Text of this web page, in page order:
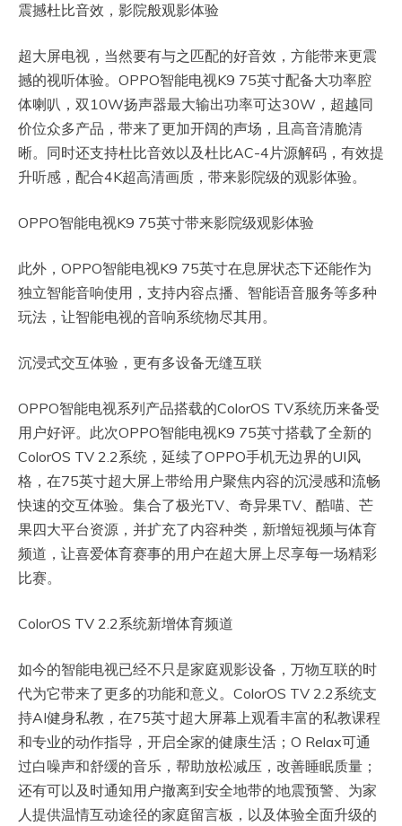
震撼杜比音效，影院般观影体验
超大屏电视，当然要有与之匹配的好音效，方能带来更震
撼的视听体验。OPPO智能电视K9 75英寸配备大功率腔
体喇叭，双10W扬声器最大输出功率可达30W，超越同
价位众多产品，带来了更加开阔的声场，且高音清脆清
晰。同时还支持杜比音效以及杜比AC-4片源解码，有效提
升听感，配合4K超高清画质，带来影院级的观影体验。
OPPO智能电视K9 75英寸带来影院级观影体验
此外，OPPO智能电视K9 75英寸在息屏状态下还能作为
独立智能音响使用，支持内容点播、智能语音服务等多种
玩法，让智能电视的音响系统物尽其用。
沉浸式交互体验，更有多设备无缝互联
OPPO智能电视系列产品搭载的ColorOS TV系统历来备受
用户好评。此次OPPO智能电视K9 75英寸搭载了全新的
ColorOS TV 2.2系统，延续了OPPO手机无边界的UI风
格，在75英寸超大屏上带给用户聚焦内容的沉浸感和流畅
快速的交互体验。集合了极光TV、奇异果TV、酷喵、芒
果四大平台资源，并扩充了内容种类，新增短视频与体育
频道，让喜爱体育赛事的用户在超大屏上尽享每一场精彩
比赛。
ColorOS TV 2.2系统新增体育频道
如今的智能电视已经不只是家庭观影设备，万物互联的时
代为它带来了更多的功能和意义。ColorOS TV 2.2系统支
持AI健身私教，在75英寸超大屏幕上观看丰富的私教课程
和专业的动作指导，开启全家的健康生活；O Relax可通
过白噪声和舒缓的音乐，帮助放松减压，改善睡眠质量；
还有可以及时通知用户撤离到安全地带的地震预警、为家
人提供温情互动途径的家庭留言板，以及体验全面升级的